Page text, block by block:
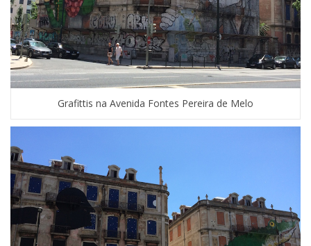
Grafittis na Avenida Fontes Pereira de Melo